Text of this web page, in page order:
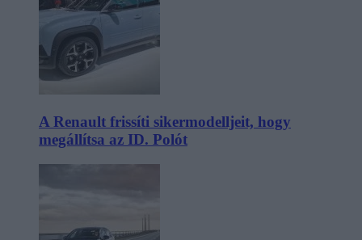
A Renault frissíti sikermodelljeit, hogy
megállítsa az ID. Polót